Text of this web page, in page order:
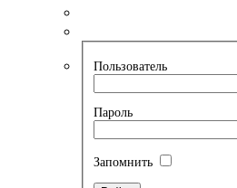
Пользователь
Пароль
Запомнить